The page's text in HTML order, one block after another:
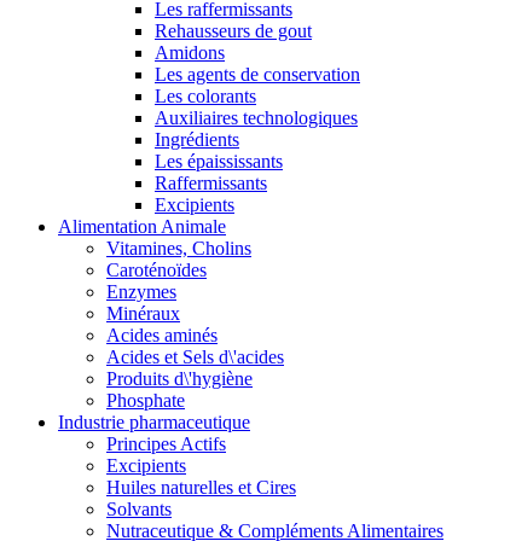
Les raffermissants
Rehausseurs de gout
Amidons
Les agents de conservation
Les colorants
Auxiliaires technologiques
Ingrédients
Les épaississants
Raffermissants
Excipients
Alimentation Animale
Vitamines, Cholins
Caroténoïdes
Enzymes
Minéraux
Acides aminés
Acides et Sels d\'acides
Produits d\'hygiène
Phosphate
Industrie pharmaceutique
Principes Actifs
Excipients
Huiles naturelles et Cires
Solvants
Nutraceutique & Compléments Alimentaires